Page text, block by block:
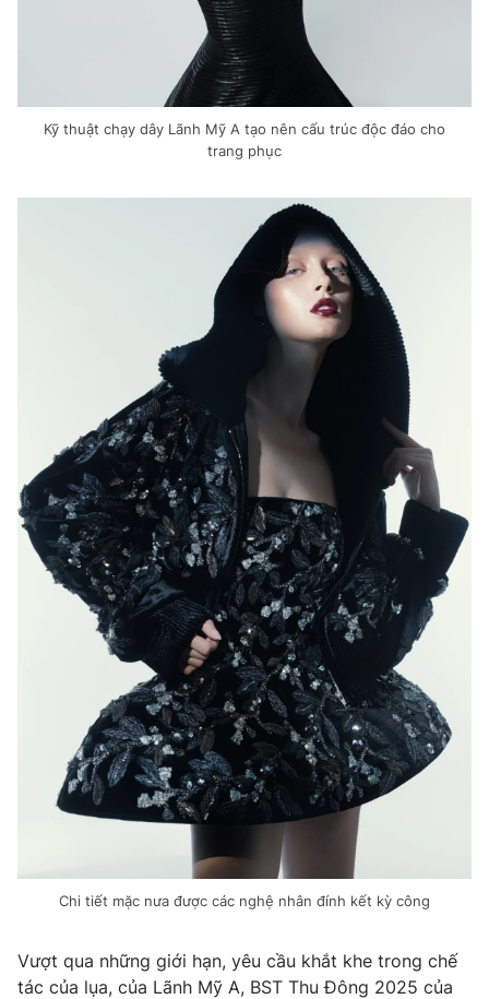
Kỹ thuật chạy dây Lãnh Mỹ A tạo nên cấu trúc độc đáo cho
trang phục
Chi tiết mặc nưa được các nghệ nhân đính kết kỳ công
Vượt qua những giới hạn, yêu cầu khắt khe trong chế
tác của lụa, của Lãnh Mỹ A, BST Thu Đông 2025 của